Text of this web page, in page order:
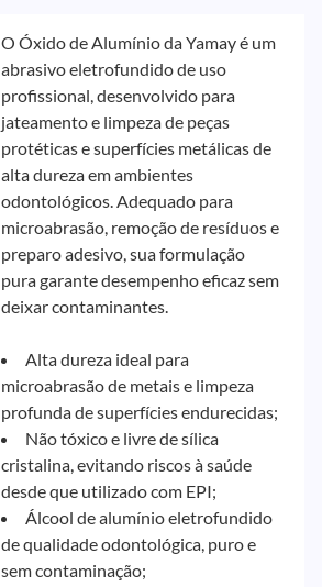
O Óxido de Alumínio da Yamay é um
abrasivo eletrofundido de uso
profissional, desenvolvido para
jateamento e limpeza de peças
protéticas e superfícies metálicas de
alta dureza em ambientes
odontológicos. Adequado para
microabrasão, remoção de resíduos e
preparo adesivo, sua formulação
pura garante desempenho eficaz sem
deixar contaminantes.
Alta dureza ideal para
microabrasão de metais e limpeza
profunda de superfícies endurecidas;
Não tóxico e livre de sílica
cristalina, evitando riscos à saúde
desde que utilizado com EPI;
Álcool de alumínio eletrofundido
de qualidade odontológica, puro e
sem contaminação;